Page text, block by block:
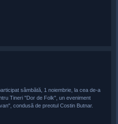
sâmbătă, 1 noiembrie, la cea de-a
Tineri "Dor de Folk", un eveniment
condusă de preotul Costin Butnar.